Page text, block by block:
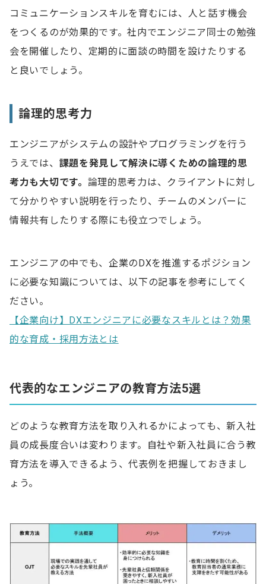
コミュニケーションスキルを育むには、人と話す機会
をつくるのが効果的です。社内でエンジニア同士の勉強
会を開催したり、定期的に面談の時間を設けたりする
と良いでしょう。
論理的思考力
エンジニアがシステムの設計やプログラミングを行う
うえでは、 課題を発見して解決に導くための論理的思
考力も大切です。 論理的思考力は、クライアントに対し
て分かりやすい説明を行ったり、チームのメンバーに
情報共有したりする際にも役立つでしょう。
エンジニアの中でも、企業のDXを推進するポジション
に必要な知識については、以下の記事を参考にしてく
ださい。
【企業向け】DXエンジニアに必要なスキルとは？効果
的な育成・採用方法とは
代表的なエンジニアの教育方法5選
どのような教育方法を取り入れるかによっても、新入社
員の成長度合いは変わります。自社や新入社員に合う教
育方法を導入できるよう、代表例を把握しておきまし
ょう。